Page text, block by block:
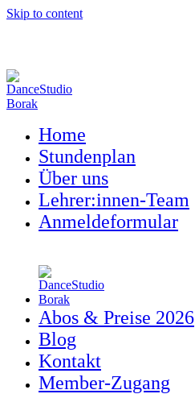
Skip to content
Home
Stundenplan
Über uns
Lehrer:innen-Team
Anmeldeformular
Abos & Preise 2026
Blog
Kontakt
Member-Zugang